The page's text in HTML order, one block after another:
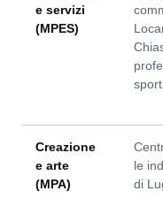
e servizi
(MPES)
Creazione
e arte
(MPA)
le
di